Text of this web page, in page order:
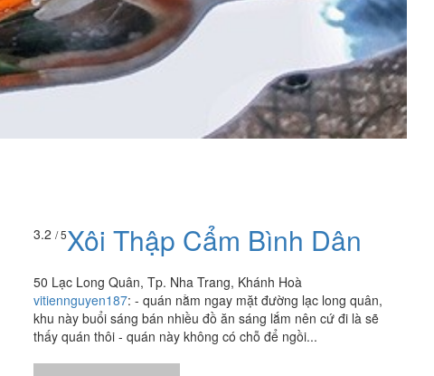
3.2 / 5Xôi Thập Cẩm Bình Dân
50 Lạc Long Quân, Tp. Nha Trang, Khánh Hoà
vitiennguyen187: - quán nằm ngay mặt đường lạc long quân,
khu này buổi sáng bán nhiều đồ ăn sáng lắm nên cứ đi là sẽ
thấy quán thôi - quán này không có chỗ để ngồi...